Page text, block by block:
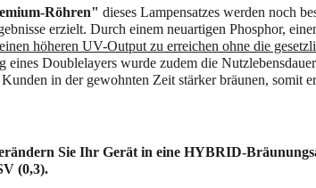
Röhren" dieses Lampensatzes werden noch
erzielt. Durch einem neuartigen Phosphor,
höheren UV-Output zu erreichen ohne die
eines Doublelayers wurde zudem die
in der gewohnten Zeit stärker bräunen, somit
Sie Ihr Gerät in eine HYBRID-
(0,3).